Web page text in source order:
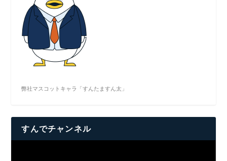
弊社マスコットキャラ「すんたますん太」
すんでチャンネル